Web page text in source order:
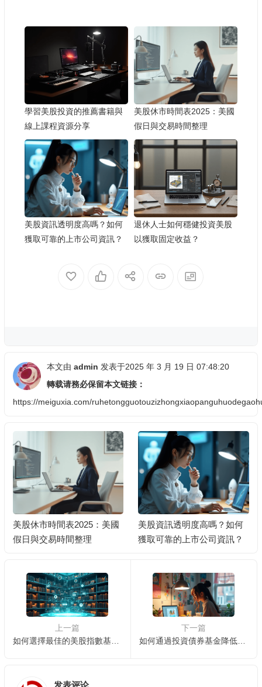
學習美股投資的推薦書籍與
線上課程資源分享
美股休市時間表2025：美國
假日與交易時間整理
美股資訊透明度高嗎？如何
獲取可靠的上市公司資訊？
退休人士如何穩健投資美股
以獲取固定收益？
本文由 admin 发表于2025 年 3 月 19 日 07:48:20
轉载请務必保留本文链接：
https://meiguxia.com/
美股資訊透明度高嗎？如何
獲取可靠的上市公司資訊？
退休人士如何穩健投資美股
以獲取固定收益？
上一篇
如何選擇最佳的美股指數基金？ 📈
下一篇
如何通過投資債券基金降低風險？ 📊🛡️
发表评论